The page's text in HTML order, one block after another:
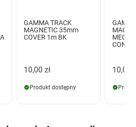
GAMMA TRACK
MAGNETIC 35mm
COVER 1m BK
10,00 zł
Produkt dostępny
10,00